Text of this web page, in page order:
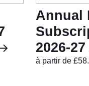
Annual
2026-27
à partir de